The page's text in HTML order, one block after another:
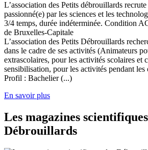
L’association des Petits débrouillards
passionné(e) par les sciences et les
3/4 temps, durée indéterminée. Condition
de Bruxelles-Capitale
L’association des Petits Débrouillards
dans le cadre de ses activités (Animateurs
extrascolaires, pour les activités scolaires et
sensibilisation, pour les activités pendant
Profil : Bachelier (...)
En savoir plus
Les magazines
Débrouillards